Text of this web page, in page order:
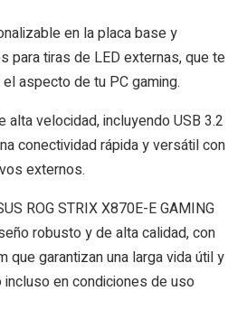
en la placa base y
para tiras de LED externas, que te
aspecto de tu PC gaming.
alta velocidad, incluyendo USB 3.2
conectividad rápida y versátil con
externos.
ROG STRIX X870E-E GAMING
robusto y de alta calidad, con
que garantizan una larga vida útil y
en condiciones de uso